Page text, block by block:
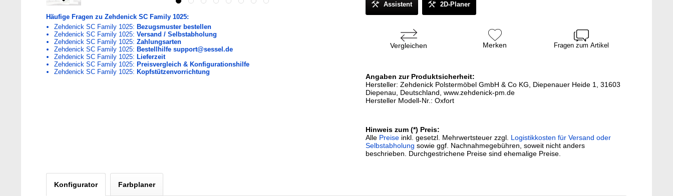
Häufige Fragen zu Zehdenick SC Family 1025:
Zehdenick SC Family 1025: Bezugsmuster bestellen
Zehdenick SC Family 1025: Versand / Selbstabholung
Zehdenick SC Family 1025: Zahlungsarten
Zehdenick SC Family 1025: Bestellhilfe support@sessel.de
Zehdenick SC Family 1025: Lieferzeit
Zehdenick SC Family 1025: Preisvergleich & Konfigurationshilfe
Zehdenick SC Family 1025: Kopfstützenvorrichtung
Assistent 2D-Planer
Vergleichen Merken Fragen zum Artikel
Angaben zur Produktsicherheit:
Hersteller: Zehdenick Polstermöbel GmbH & Co KG, Diepenauer Heide 1, 31603
Diepenau, Deutschland, www.zehdenick-pm.de
Hersteller Modell-Nr.: Oxfort
Hinweis zum (*) Preis:
Alle Preiseinkl. gesetzl. Mehrwertsteuer zzgl. Logistikkosten für Versand oder
Selbstabholung sowie ggf. Nachnahmegebühren, soweit nicht anders
beschrieben. Durchgestrichene Preise sind ehemalige Preise.
Konfigurator Farbplaner